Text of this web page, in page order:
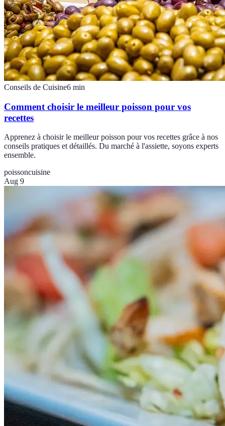
Conseils de Cuisine6 min
Comment choisir le meilleur poisson pour vos
recettes
Apprenez à choisir le meilleur poisson pour vos recettes grâce à nos
conseils pratiques et détaillés. Du marché à l'assiette, soyons experts
ensemble.
poissoncuisine
Aug 9